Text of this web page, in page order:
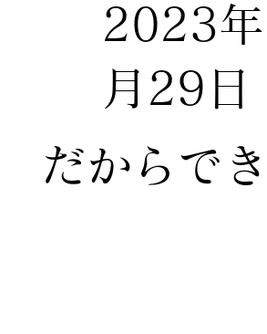
2023
月29日
だからで